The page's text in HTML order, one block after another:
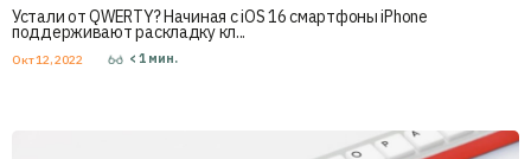
Устали от QWERTY? Начиная с iOS 16 смартфоны iPhone
поддерживают раскладку кл...
Окт 12, 2022 < 1 мин.